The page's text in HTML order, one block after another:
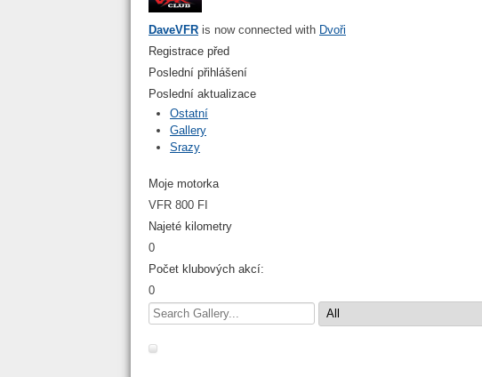
DaveVFR is now connected with Dvoři
Registrace před
Poslední přihlášení
Poslední aktualizace
Ostatní
Gallery
Srazy
Moje motorka
VFR 800 FI
Najeté kilometry
0
Počet klubových akcí:
0